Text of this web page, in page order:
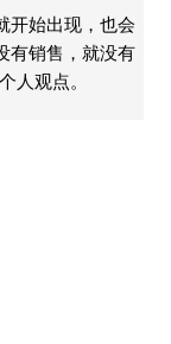
开始出现，也会
有销售，就没有
人观点。